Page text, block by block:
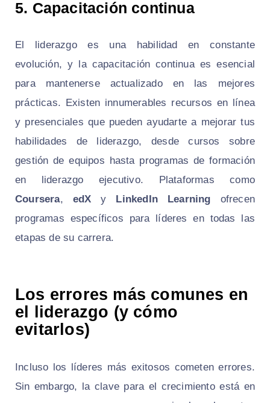
5. Capacitación continua
El liderazgo es una habilidad en constante
evolución, y la capacitación continua es esencial
para mantenerse actualizado en las mejores
prácticas. Existen innumerables recursos en línea
y presenciales que pueden ayudarte a mejorar tus
habilidades de liderazgo, desde cursos sobre
gestión de equipos hasta programas de formación
en liderazgo ejecutivo. Plataformas como
Coursera, edX y LinkedIn Learning ofrecen
programas específicos para líderes en todas las
etapas de su carrera.
Los errores más comunes en
el liderazgo (y cómo
evitarlos)
Incluso los líderes más exitosos cometen errores.
Sin embargo, la clave para el crecimiento está en